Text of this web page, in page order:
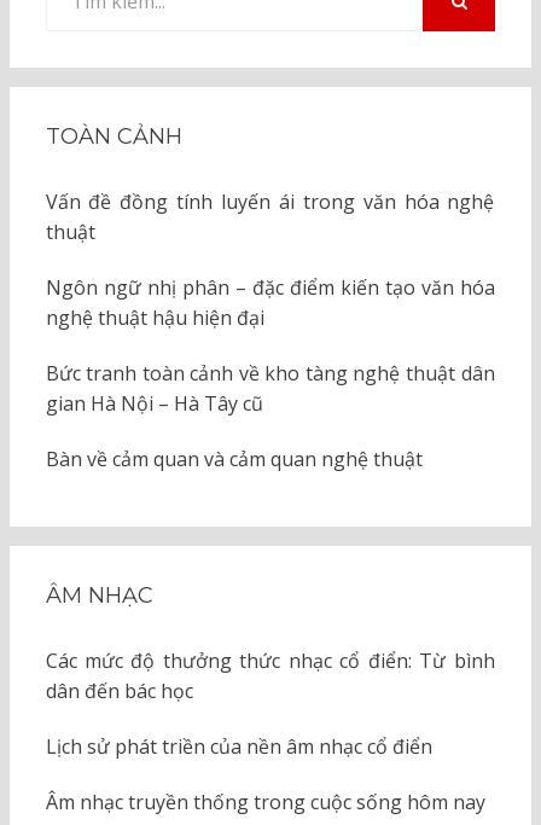
kiếm
TOÀN CẢNH
Vấn đề đồng tính luyến ái trong văn hóa nghệ
thuật
Ngôn ngữ nhị phân – đặc điểm kiến tạo văn hóa
nghệ thuật hậu hiện đại
Bức tranh toàn cảnh về kho tàng nghệ thuật dân
gian Hà Nội – Hà Tây cũ
Bàn về cảm quan và cảm quan nghệ thuật
ÂM NHẠC
Các mức độ thưởng thức nhạc cổ điển: Từ bình
dân đến bác học
Lịch sử phát triền của nền âm nhạc cổ điển
Âm nhạc truyền thống trong cuộc sống hôm nay